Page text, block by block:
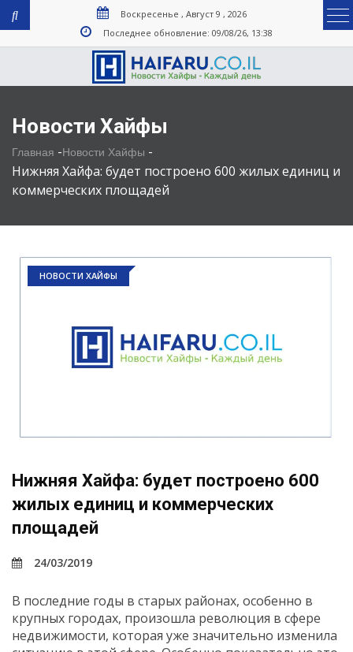
Воскресенье , Август 9 , 2026
Последнее обновление: 09/08/26, 13:38
Новости Хайфы
Главная -Новости Хайфы -
Нижняя Хайфа: будет построено 600 жилых единиц и
коммерческих площадей
НОВОСТИ ХАЙФЫ
Нижняя Хайфа: будет построено 600
жилых единиц и коммерческих
площадей
24/03/2019
В последние годы в старых районах, особенно в
крупных городах, произошла революция в сфере
недвижимости, которая уже значительно изменила